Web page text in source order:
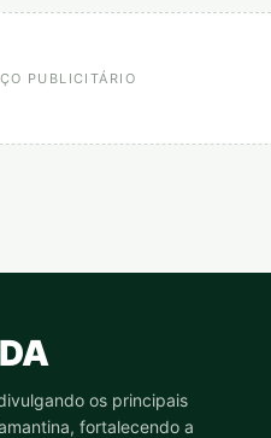
PUBLICITÁRIO
os principais
fortalecendo a